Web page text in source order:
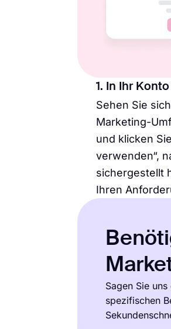
1. In Ihr
Sehen Sie
Marketing-
und klicken
verwenden“,
sichergestellt
Ihren
Sagen Sie
spezifischen